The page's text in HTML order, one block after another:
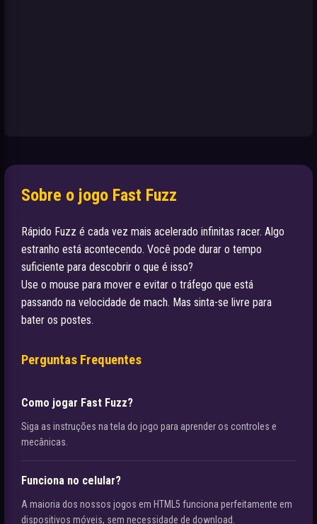
Sobre o jogo Fast Fuzz
Rápido Fuzz é cada vez mais acelerado infinitas racer. Algo
estranho está acontecendo. Você pode durar o tempo
suficiente para descobrir o que é isso?
Use o mouse para mover e evitar o tráfego que está
passando na velocidade de mach. Mas sinta-se livre para
bater os postes.
Perguntas Frequentes
Como jogar Fast Fuzz?
Siga as instruções na tela do jogo para aprender os controles e
mecânicas.
Funciona no celular?
A maioria dos nossos jogos em HTML5 funciona perfeitamente em
dispositivos móveis, sem necessidade de download.